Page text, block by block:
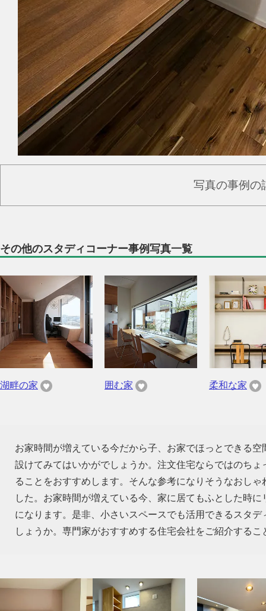
写真の事例の
その他のスタディコーナー事例写真一覧
湖畔の家 囲む家 柔和な家
お家時間が増えている今だから子、お家でほっとできる
設けてみてはいかがでしょうか。注文住宅ならではのち
ることをおすすめします。そんな参考になりそうなおし
した。お家時間が増えている今、家に居てもふとした時
になります。是非、小さいスペースでも活用できるスタ
しょうか。専門家がおすすめする住宅会社をご紹介するこ